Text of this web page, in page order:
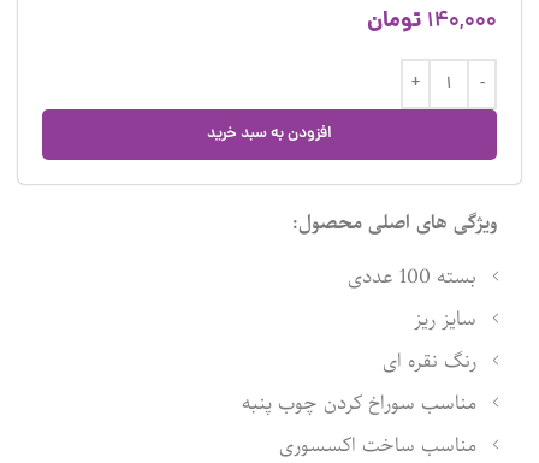
140,000 تومان
افزودن به سبد خرید
ویژگی های اصلی محصول:
بسته 100 عددی
سایز ریز
رنگ نقره ای
مناسب سوراخ کردن چوب پنبه
مناسب ساخت اکسسوری